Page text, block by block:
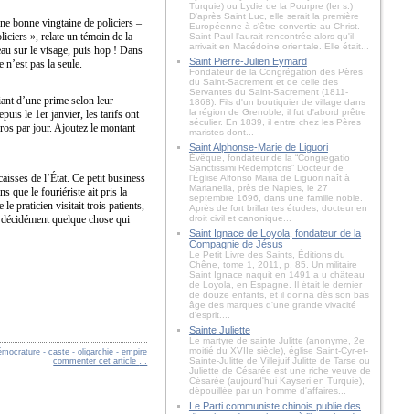
bonne vingtaine de policiers –
», relate un témoin de la
sur le visage, puis hop ! Dans
pas la seule.
d’une prime selon leur
le 1er janvier, les tarifs ont
par jour. Ajoutez le montant
de l’État. Ce petit business
que le fouriériste ait pris la
le praticien visitait trois patients,
quelque chose qui
- caste - oligarchie - empire
commenter cet article
Turquie) ou Lydie de la Pourpre (Ier s.)
D'après Saint Luc, elle serait la première
Européenne à s'être convertie au Christ.
Saint Paul l'aurait rencontrée alors qu'il
arrivait en Macédoine orientale. Elle était...
Saint Pierre-Julien Eymard
Fondateur de la Congrégation des Pères
du Saint-Sacrement et de celle des
Servantes du Saint-Sacrement (1811-
1868). Fils d'un boutiquier de village dans
la région de Grenoble, il fut d'abord prêtre
séculier. En 1839, il entre chez les Pères
maristes dont...
Saint Alphonse-Marie de Liguori
Évêque, fondateur de la “Congregatio
Sanctissimi Redemptoris” Docteur de
l'Église Alfonso Maria de Liguori naît à
Marianella, près de Naples, le 27
septembre 1696, dans une famille noble.
Après de fort brillantes études, docteur en
droit civil et canonique...
Saint Ignace de Loyola, fondateur de la
Compagnie de Jésus
Le Petit Livre des Saints, Éditions du
Chêne, tome 1, 2011, p. 85. Un militaire
Saint Ignace naquit en 1491 a u château
de Loyola, en Espagne. Il était le dernier
de douze enfants, et il donna dès son bas
âge des marques d'une grande vivacité
d'esprit....
Sainte Juliette
Le martyre de sainte Julitte (anonyme, 2e
moitié du XVIIe siècle), église Saint-Cyr-et-
Sainte-Julitte de Villejuif Julitte de Tarse ou
Juliette de Césarée est une riche veuve de
Césarée (aujourd'hui Kayseri en Turquie),
dépouillée par un homme d'affaires...
Le Parti communiste chinois publie des